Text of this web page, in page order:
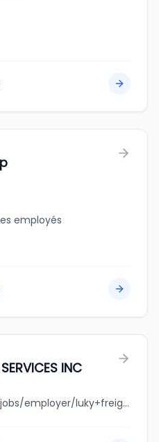
employés
INC
jobbank.gc.ca/browsejobs/employer/luky+freight+services+inc/ca